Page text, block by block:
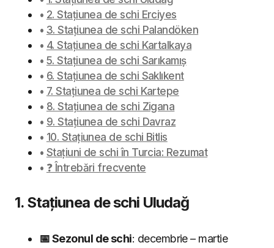
2. Stațiunea de schi Erciyes
3. Stațiunea de schi Palandöken
4. Stațiunea de schi Kartalkaya
5. Stațiunea de schi Sarıkamıș
6. Stațiunea de schi Saklıkent
7. Stațiunea de schi Kartepe
8. Stațiunea de schi Zigana
9. Stațiunea de schi Davraz
10. Stațiunea de schi Bitlis
Stațiuni de schi în Turcia: Rezumat
❓ Întrebări frecvente
1. Stațiunea de schi Uludağ
📅 Sezonul de schi: decembrie – martie